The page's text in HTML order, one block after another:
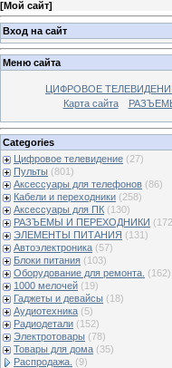
[Мой сайт]
Вход на сайт
Меню сайта
ЦИФРОВОЕ
Карта сайта
Categories
Цифровое телевидение (27)
Пульты (801)
Аксессуары для телефонов (86)
Кабели и переходники (258)
Аксессуары для ПК (130)
РАЗЪЕМЫ И ПЕРЕХОДНИКИ
ЭЛЕМЕНТЫ ПИТАНИЯ (131)
Автоэлектроника (57)
Блоки питания (103)
Оборудование для ремонта. (162)
1000 мелочей (19)
Гаджеты и девайсы (18)
Аудиотехника (5)
Радиодетали (152)
Электротовары (78)
Товары для дома (35)
Распродажа. (9)